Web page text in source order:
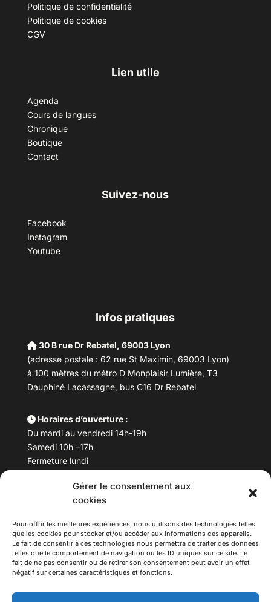
Gérer le consentement aux
cookies
Pour offrir les meilleures expériences, nous utilisons des technologies telles
que les cookies pour stocker et/ou accéder aux informations des appareils.
Le fait de consentir à ces technologies nous permettra de traiter des données
telles que le comportement de navigation ou les ID uniques sur ce site. Le
fait de ne pas consentir ou de retirer son consentement peut avoir un effet
négatif sur certaines caractéristiques et fonctions.
Politique de confidentialité
Politique de cookies
CGV
Lien utile
Agenda
Cours de langues
Chronique
Boutique
Contact
Suivez-nous
Facebook
Instagram
Youtube
Infos pratiques
30 B rue Dr Rebatel, 69003 Lyon
(adresse postale : 62 rue St Maximin, 69003 Lyon)
à 100 mètres du métro D Monplaisir Lumière, T3
Dauphiné Lacassagne, bus C16 Dr Rebatel
Horaires d’ouverture :
Du mardi au vendredi 14h-19h
Samedi 10h –17h
Fermeture lundi
Téléphone : 04 78 53 06 40
maisondesculturesasiatiques@asiexpo.com